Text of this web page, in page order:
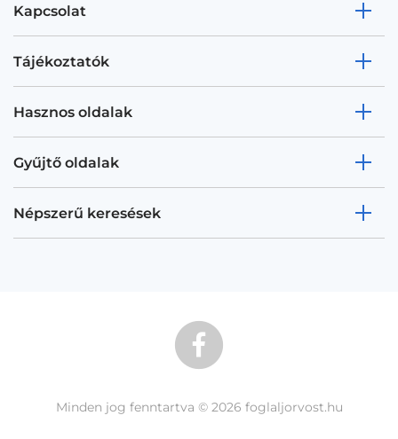
Kapcsolat
Tájékoztatók
Hasznos oldalak
Gyűjtő oldalak
Népszerű keresések
Minden jog fenntartva © 2026 foglaljorvost.hu